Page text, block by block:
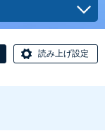
読み上げ設定